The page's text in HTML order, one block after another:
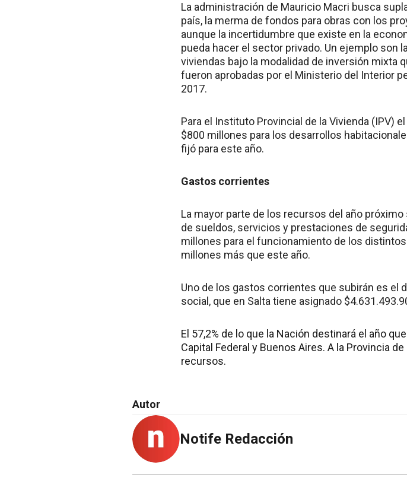
La administración de Mauricio Macri busca
país, la merma de fondos para obras con los
aunque la incertidumbre que existe en la
pueda hacer el sector privado. Un ejemplo son
viviendas bajo la modalidad de inversión mixta
fueron aprobadas por el Ministerio del Interior
2017.
Para el Instituto Provincial de la Vivienda (IPV)
$800 millones para los desarrollos
fijó para este año.
Gastos corrientes
La mayor parte de los recursos del año
de sueldos, servicios y prestaciones de
millones para el funcionamiento de los
millones más que este año.
Uno de los gastos corrientes que subirán es el
social, que en Salta tiene asignado
El 57,2% de lo que la Nación destinará el año
Capital Federal y Buenos Aires. A la Provincia
recursos.
Autor
Notife Redacción